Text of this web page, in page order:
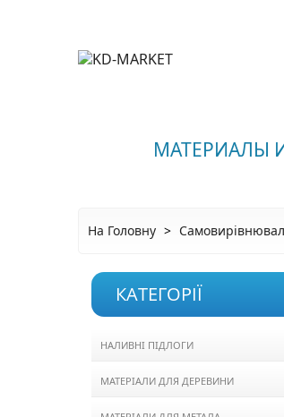
МАТЕРИАЛЫ
На Головну
КАТЕГОРІЇ
НАЛИВНІ ПІДЛОГИ
МАТЕРІАЛИ ДЛЯ ДЕРЕВИНИ